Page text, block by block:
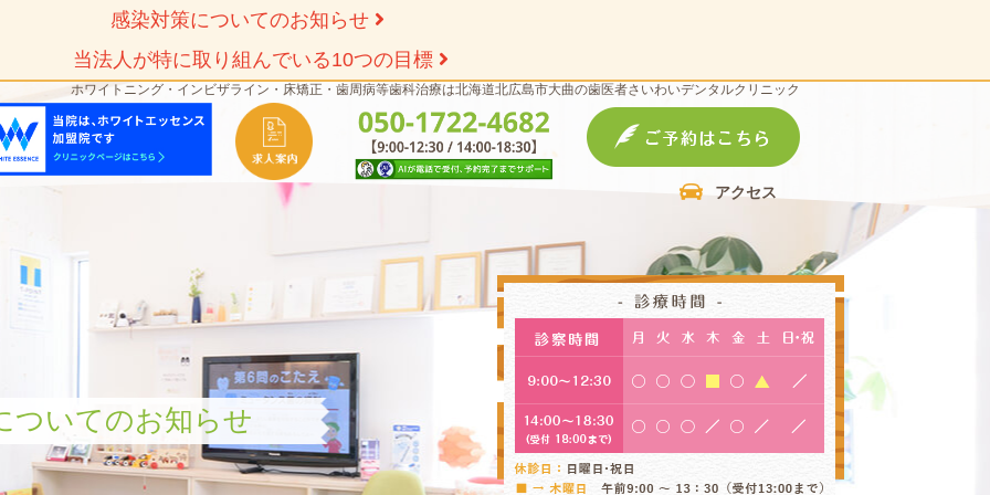
感染対策についてのお知らせ
当法人が特に取り組んでいる10つの目標
ホワイトニング・インビザライン・床矯正・歯周病等歯科治療は北海道北広島市大曲の歯医者さいわいデンタルクリニック
アクセス
ついてのお知らせ